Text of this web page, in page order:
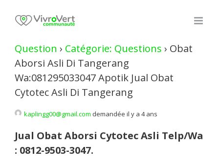
Question › Catégorie: Questions › Obat
Aborsi Asli Di Tangerang
Wa:081295033047 Apotik Jual Obat
Cytotec Asli Di Tangerang
kaplingg00@gmail.com demandée il y a 4 ans
Jual Obat Aborsi Cytotec Asli Telp/Wa
: 0812-9503-3047.